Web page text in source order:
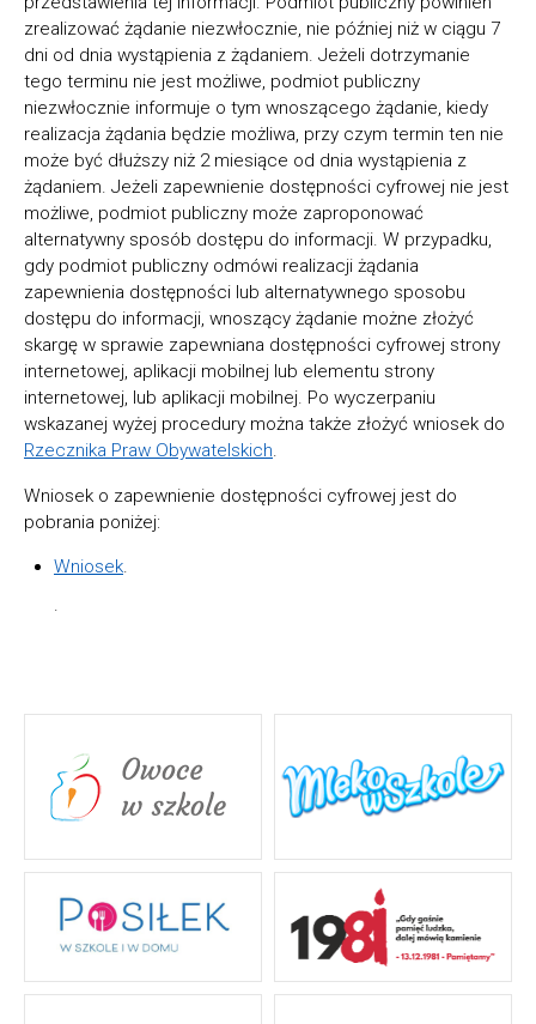
zrealizować żądanie niezwłocznie, nie później niż w ciągu 7
dni od dnia wystąpienia z żądaniem. Jeżeli dotrzymanie
tego terminu nie jest możliwe, podmiot publiczny
niezwłocznie informuje o tym wnoszącego żądanie, kiedy
realizacja żądania będzie możliwa, przy czym termin ten nie
może być dłuższy niż 2 miesiące od dnia wystąpienia z
żądaniem. Jeżeli zapewnienie dostępności cyfrowej nie jest
możliwe, podmiot publiczny może zaproponować
alternatywny sposób dostępu do informacji. W przypadku,
gdy podmiot publiczny odmówi realizacji żądania
zapewnienia dostępności lub alternatywnego sposobu
dostępu do informacji, wnoszący żądanie możne złożyć
skargę w sprawie zapewniana dostępności cyfrowej strony
internetowej, aplikacji mobilnej lub elementu strony
internetowej, lub aplikacji mobilnej. Po wyczerpaniu
wskazanej wyżej procedury można także złożyć wniosek do
Rzecznika Praw Obywatelskich.
Wniosek o zapewnienie dostępności cyfrowej jest do
pobrania poniżej:
Wniosek.
.